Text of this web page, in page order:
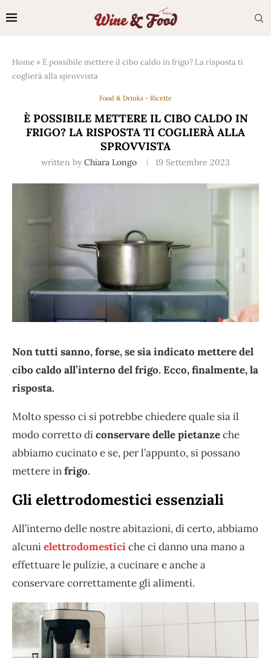
Home » È possibile mettere il cibo caldo in frigo? La risposta ti
coglierà alla sprovvista
Food & Drinks - Ricette
È POSSIBILE METTERE IL CIBO CALDO IN
FRIGO? LA RISPOSTA TI COGLIERÀ ALLA
SPROVVISTA
written by Chiara Longo 19 Settembre 2023
Non tutti sanno, forse, se sia indicato mettere del
cibo caldo all’interno del frigo. Ecco, finalmente, la
risposta.
Molto spesso ci si potrebbe chiedere quale sia il
modo corretto diconservare delle pietanzeche
abbiamo cucinato e se, per l’appunto, si possano
mettere infrigo.
Gli elettrodomestici essenziali
All’interno delle nostre abitazioni, di certo, abbiamo
alcunielettrodomesticiche ci danno una mano a
effettuare le pulizie, a cucinare e anche a
conservare correttamente gli alimenti.